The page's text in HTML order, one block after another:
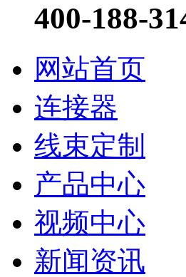
400-188-
网站首页
连接器
线束定制
产品中心
视频中心
新闻资讯